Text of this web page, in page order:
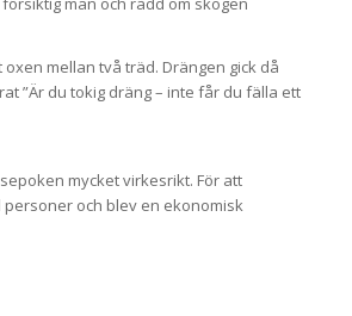
mellan två träd. Drängen gick då
”Är du tokig dräng – inte får du fälla ett
mycket virkesrikt. För att
och blev en ekonomisk